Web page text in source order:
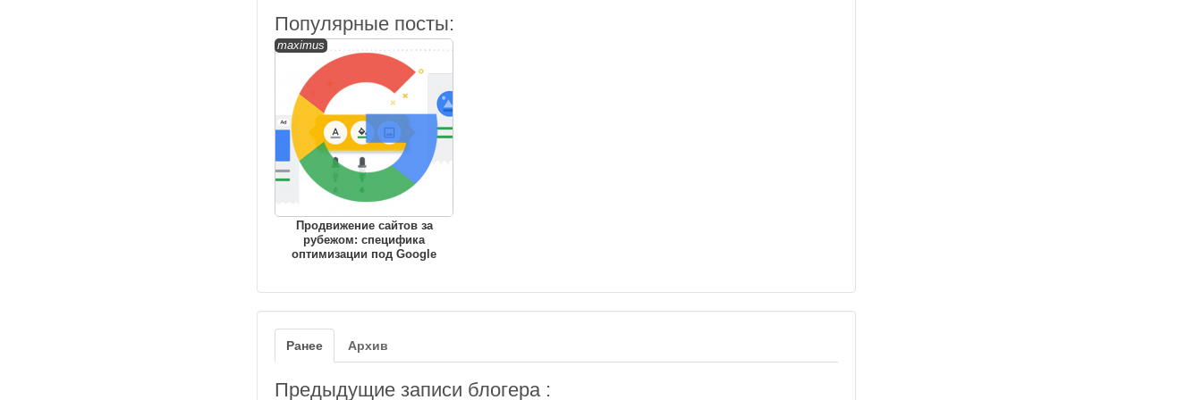
Популярные посты:
maximus
Продвижение сайтов за
рубежом: специфика
оптимизации под Google
Ранее Архив
Предыдущие записи блогера :